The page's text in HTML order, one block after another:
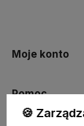
Moje konto
Pomoc
🍪